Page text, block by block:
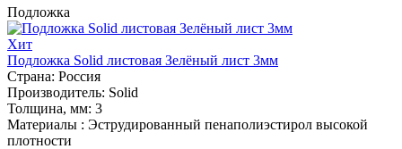
Подложка
Хит
Подложка Solid листовая Зелёный лист 3мм
Страна: Россия
Производитель: Solid
Толщина, мм: 3
Материалы : Эструдированный пенаполиэстирол высокой
плотности